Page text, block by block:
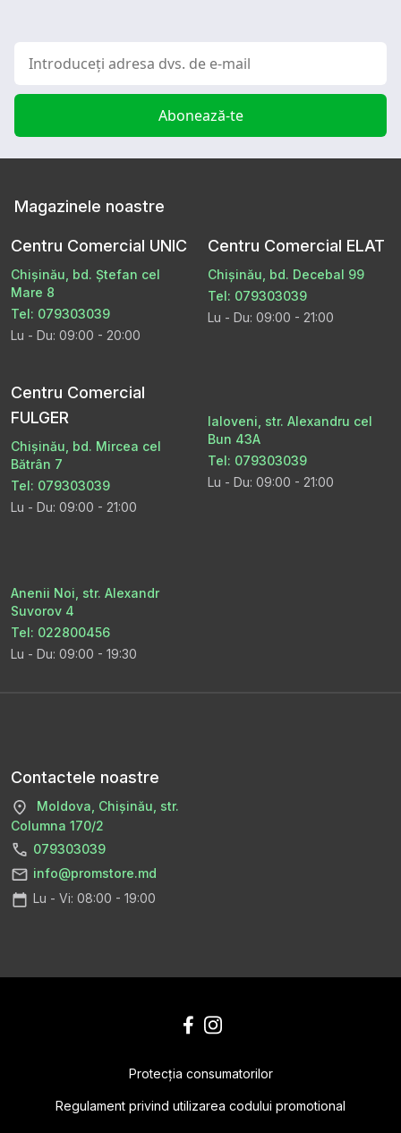
Abonează-te
Magazinele noastre
Centru Comercial UNIC
Chișinău, bd. Ștefan cel
Mare 8
Tel: 079303039
Lu - Du: 09:00 - 20:00
Centru Comercial ELAT
Chișinău, bd. Decebal 99
Tel: 079303039
Lu - Du: 09:00 - 21:00
Centru Comercial
FULGER
Chișinău, bd. Mircea cel
Bătrân 7
Tel: 079303039
Lu - Du: 09:00 - 21:00
Ialoveni, str. Alexandru cel
Bun 43A
Tel: 079303039
Lu - Du: 09:00 - 21:00
Anenii Noi, str. Alexandr
Suvorov 4
Tel: 022800456
Lu - Du: 09:00 - 19:30
Contactele noastre
Moldova, Chișinău, str.
Columna 170/2
079303039
info@promstore.md
Lu - Vi: 08:00 - 19:00
Protecţia consumatorilor
Regulament privind utilizarea codului promotional